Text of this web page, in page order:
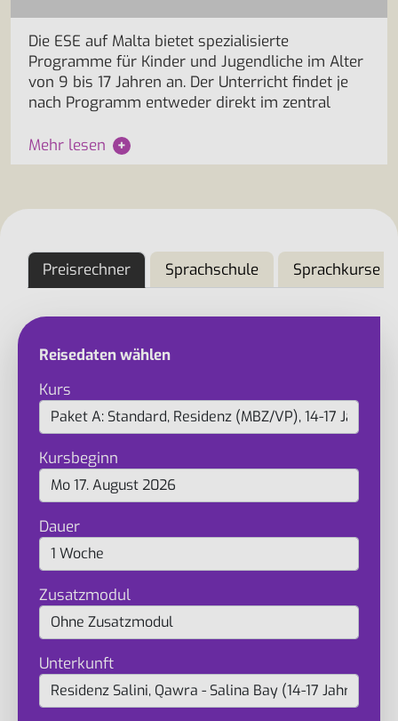
Die ESE auf Malta bietet spezialisierte
Programme für Kinder und Jugendliche im Alter
von 9 bis 17 Jahren an. Der Unterricht findet je
nach Programm entweder direkt im zentral
Mehr lesen +
Preisrechner Sprachschule Sprachkurse
Reisedaten wählen
Kurs
Kursbeginn
Dauer
Zusatzmodul
Unterkunft